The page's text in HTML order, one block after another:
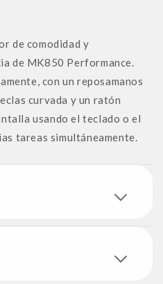
de comodidad y
de MK850 Performance.
con un reposamanos
curvada y un ratón
usando el teclado o el
tareas simultáneamente.